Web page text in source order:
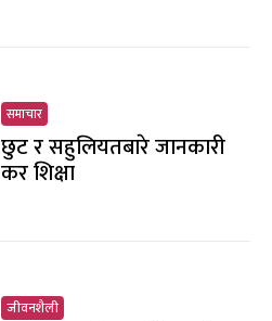
समाचार
छुट र सहुलियतबारे जानकारी
कर शिक्षा
जीवनशैली